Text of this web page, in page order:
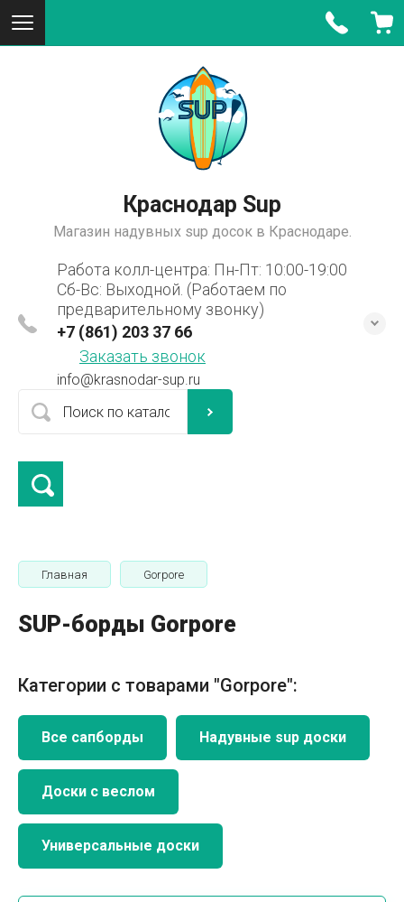
Краснодар Sup
Магазин надувных sup досок в Краснодаре.
Работа колл-центра: Пн-Пт: 10:00-19:00
Сб-Вс: Выходной. (Работаем по
предварительному звонку)
+7 (861) 203 37 66
Заказать звонок
info@krasnodar-sup.ru
Главная Gorpore
SUP-борды Gorpore
Категории с товарами "Gorpore":
Все сапборды Надувные sup доски
Доски с веслом
Универсальные доски